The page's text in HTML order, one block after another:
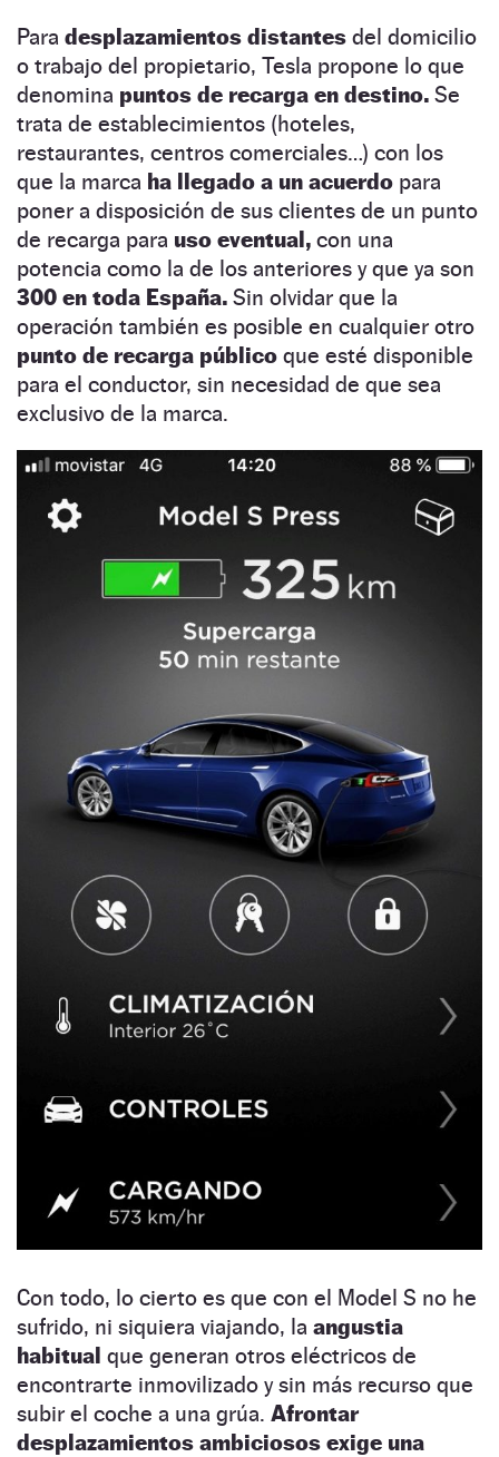
Para desplazamientos distantes del domicilio
o trabajo del propietario, Tesla propone lo que
denomina puntos de recarga en destino. Se
trata de establecimientos (hoteles,
restaurantes, centros comerciales…) con los
que la marca ha llegado a un acuerdo para
poner a disposición de sus clientes de un punto
de recarga para uso eventual, con una
potencia como la de los anteriores y que ya son
300 en toda España. Sin olvidar que la
operación también es posible en cualquier otro
punto de recarga público que esté disponible
para el conductor, sin necesidad de que sea
exclusivo de la marca.
Con todo, lo cierto es que con el Model S no he
sufrido, ni siquiera viajando, la angustia
habitual que generan otros eléctricos de
encontrarte inmovilizado y sin más recurso que
subir el coche a una grúa. Afrontar
desplazamientos ambiciosos exige una